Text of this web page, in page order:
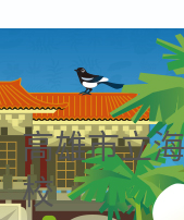
高雄市立
校